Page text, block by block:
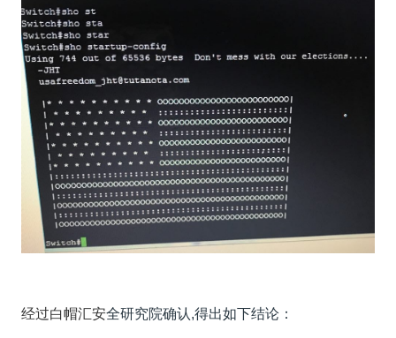
经过白帽汇安全研究院确认,得出如下结论：